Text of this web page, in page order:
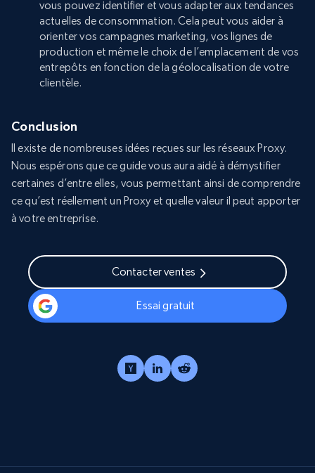
vous pouvez identifier et vous adapter aux tendances
actuelles de consommation. Cela peut vous aider à
orienter vos campagnes marketing, vos lignes de
production et même le choix de l’emplacement de vos
entrepôts en fonction de la géolocalisation de votre
clientèle.
Conclusion
Il existe de nombreuses idées reçues sur les réseaux Proxy.
Nous espérons que ce guide vous aura aidé à démystifier
certaines d’entre elles, vous permettant ainsi de comprendre
ce qu’est réellement un Proxy et quelle valeur il peut apporter
à votre entreprise.
Contacter ventes
Essai gratuit